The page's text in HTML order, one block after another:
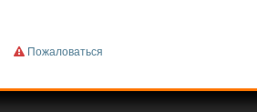
Пожаловаться